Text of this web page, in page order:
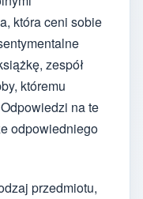
która ceni sobie
zespół
któremu
na te
odpowiedniego
przedmiotu,